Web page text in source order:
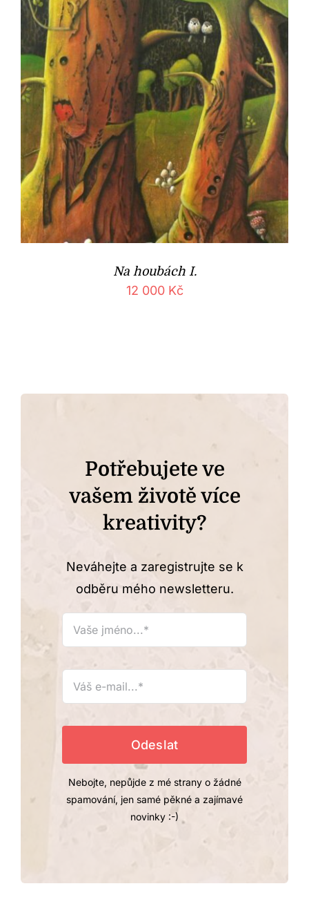
Na houbách I.
12 000 Kč
Potřebujete ve
vašem životě více
kreativity?
Neváhejte a zaregistrujte se k
odběru mého newsletteru.
Nebojte, nepůjde z mé strany o žádné
spamování, jen samé pěkné a zajímavé
novinky :-)